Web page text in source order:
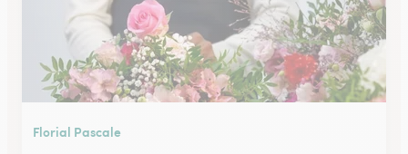
Florial Pascale